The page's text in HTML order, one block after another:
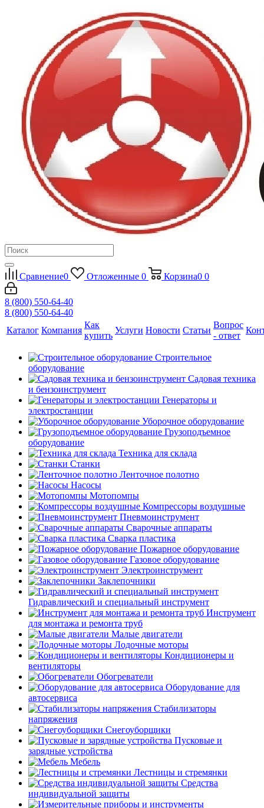
Сравнение0 Отложенные 0 Корзина0 0
8 (800) 550-64-40
8 (800) 550-64-40
Каталог Компания
Как
купить
Услуги Новости Статьи
Вопрос
- ответ
Строительное
оборудование
Садовая техника
и бензоинструмент
Генераторы и
электростанции
Уборочное оборудование
Грузоподъемное
оборудование
Техника для склада
Станки
Ленточное полотно
Насосы
Мотопомпы
Компрессоры воздушные
Пневмоинструмент
Сварочные аппараты
Сварка пластика
Пожарное оборудование
Газовое оборудование
Электроинструмент
Заклепочники
Гидравлический и специальный инструмент
Инструмент
для монтажа и ремонта труб
Малые двигатели
Лодочные моторы
Кондиционеры и
вентиляторы
Обогреватели
Оборудование для
автосервиса
Стабилизаторы
напряжения
Снегоуборщики
Пусковые и
зарядные устройства
Мебель
Лестницы и стремянки
Средства
индивидуальной защиты